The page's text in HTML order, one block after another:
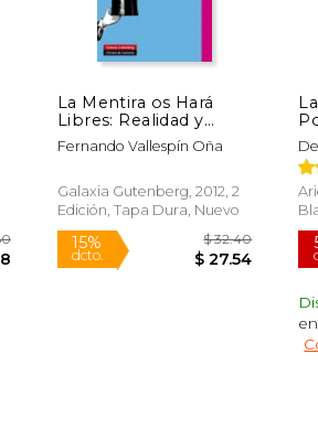
La Mentira os Hará
Libres: Realidad y
Ficción en la
Democracia
Fernando Vallespín Oña
Galaxia Gutenberg, 2012, 2
Edición, Tapa Dura, Nuevo